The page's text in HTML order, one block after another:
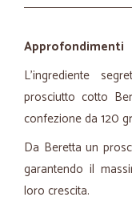
Approfondimenti
L'ingrediente
prosciutto cotto
confezione da 120
Da Beretta un
garantendo il
loro crescita.